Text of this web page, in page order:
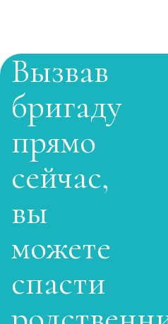
Вызвав
бригаду
прямо
сейчас,
вы
можете
спасти